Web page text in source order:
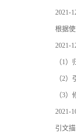
2021-
根据
2021-
（1
（2
（3
2021-
引文